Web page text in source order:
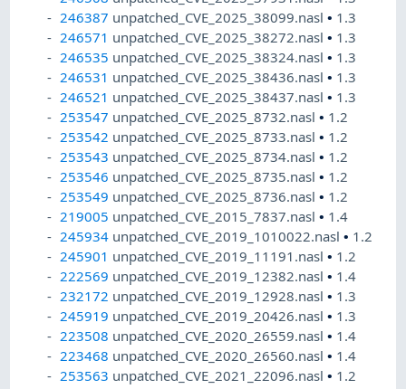
246387 unpatched_CVE_2025_38099.nasl• 1.3
246571 unpatched_CVE_2025_38272.nasl• 1.3
246535 unpatched_CVE_2025_38324.nasl• 1.3
246531 unpatched_CVE_2025_38436.nasl• 1.3
246521 unpatched_CVE_2025_38437.nasl• 1.3
253547 unpatched_CVE_2025_8732.nasl• 1.2
253542 unpatched_CVE_2025_8733.nasl• 1.2
253543 unpatched_CVE_2025_8734.nasl• 1.2
253546 unpatched_CVE_2025_8735.nasl• 1.2
253549 unpatched_CVE_2025_8736.nasl• 1.2
219005 unpatched_CVE_2015_7837.nasl• 1.4
245934 unpatched_CVE_2019_1010022.nasl• 1.2
245901 unpatched_CVE_2019_11191.nasl• 1.2
222569 unpatched_CVE_2019_12382.nasl• 1.4
232172 unpatched_CVE_2019_12928.nasl• 1.3
245919 unpatched_CVE_2019_20426.nasl• 1.3
223508 unpatched_CVE_2020_26559.nasl• 1.4
223468 unpatched_CVE_2020_26560.nasl• 1.4
253563 unpatched_CVE_2021_22096.nasl• 1.2